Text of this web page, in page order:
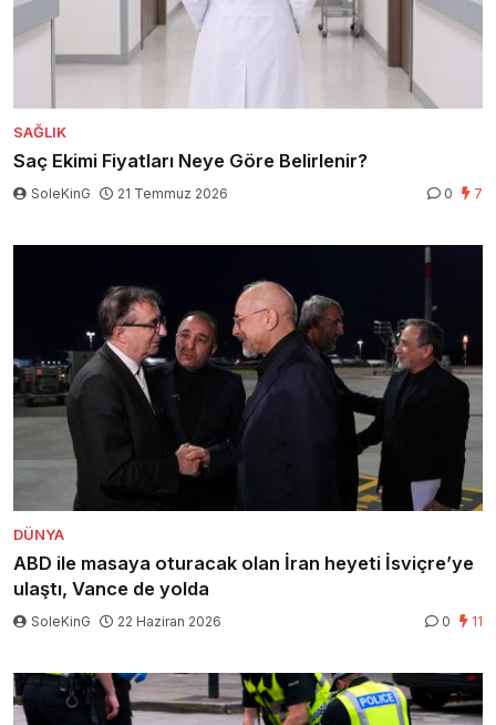
SAĞLIK
Saç Ekimi Fiyatları Neye Göre Belirlenir?
SoleKinG 21 Temmuz 2026 0 7
DÜNYA
ABD ile masaya oturacak olan İran heyeti İsviçre’ye
ulaştı, Vance de yolda
SoleKinG 22 Haziran 2026 0 11